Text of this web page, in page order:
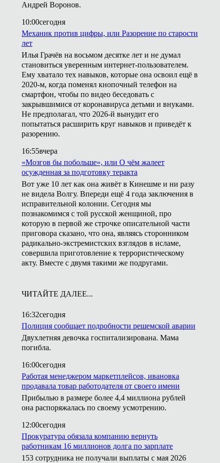
Андрей Воронов.
10:00сегодня
Механик против цифры, или Разорение по старости
лет
Илья Грачёв на восьмом десятке лет и не думал
становиться уверенным интернет-пользователем.
Ему хватало тех навыков, которые она освоил ещё в
2020-м, когда поменял кнопочный телефон на
смартфон, чтобы по видео беседовать с
закрывшимися от коронавируса детьми и внуками.
Не предполагал, что 2026-й вынудит его
попытаться расширить круг навыков и приведёт к
разорению.
16:55вчера
«Мозгов бы побольше», или О чём жалеет
осужденная за подготовку теракта
Вот уже 10 лет как она живёт в Кинешме и ни разу
не видела Волгу. Впереди ещё 4 года заключения в
исправительной колонии. Сегодня мы
познакомимся с той русской женщиной, про
которую в первой же строчке описательной части
приговора сказано, что она, являясь сторонником
радикально-экстремистских взглядов в исламе,
совершила приготовление к террористическому
акту. Вместе с двумя такими же подругами.
ЧИТАЙТЕ ДАЛЕЕ...
16:32сегодня
Полиция сообщает подробности решемской аварии
Двухлетняя девочка госпитализирована. Мама
погибла.
16:00сегодня
Работая менеджером маркетплейсов, ивановка
продавала товар работодателя от своего имени
Прибылью в размере более 4,4 миллиона рублей
она распоряжалась по своему усмотрению.
12:00сегодня
Прокуратура обязала компанию вернуть
работникам 16 миллионов долга по зарплате
153 сотрудника не получали выплаты с мая 2026